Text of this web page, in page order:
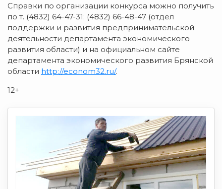
Справки по организации конкурса можно получить
по т. (4832) 64-47-31; (4832) 66-48-47 (отдел
поддержки и развития предпринимательской
деятельности департамента экономического
развития области) и на официальном сайте
департамента экономического развития Брянской
области http://econom32.ru/.
12+